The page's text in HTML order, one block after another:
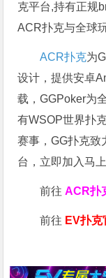
克平台,持有正规
ACR扑克与全球
ACR扑克为
设计，提供安卓
载，GGPoker为
有WSOP世界扑
赛事，GG扑克致
台，立即加入马
前往ACR扑
前往 EV扑克